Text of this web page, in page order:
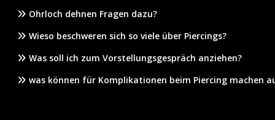
Ohrloch dehnen Fragen dazu?
Wieso beschweren sich so viele über Piercings?
Was soll ich zum Vorstellungsgespräch anziehen?
was können für Komplikationen beim Piercing machen